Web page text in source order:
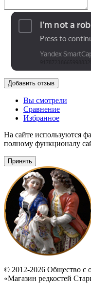
Добавить отзыв
Вы смотрели
Сравнение
Избранное
На сайте используются
полному функционалу
Принять
© 2012-2026 Общество с
«Магазин редкостей